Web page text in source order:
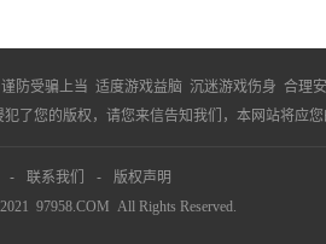
防受骗上当 适度游戏益脑 沉迷游戏伤身 合理
了您的版权，请您来信告知我们，本网站将应
- 联系我们 -
版权声明
97958.COM All Rights Reserved.